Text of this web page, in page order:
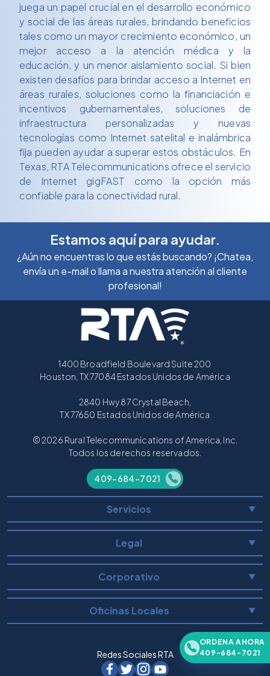
ORDENA AHORA
409-684-7021
juega un papel crucial en el desarrollo económico
y social de las áreas rurales, brindando beneficios
tales como un mayor crecimiento económico, un
mejor acceso a la atención médica y la
educación, y un menor aislamiento social. Si bien
existen desafíos para brindar acceso a Internet en
áreas rurales, soluciones como la financiación e
incentivos gubernamentales, soluciones de
infraestructura personalizadas y nuevas
tecnologías como Internet satelital e inalámbrica
fija pueden ayudar a superar estos obstáculos. En
Texas, RTA Telecommunications ofrece el servicio
de Internet gigFAST como la opción más
confiable para la conectividad rural.
Estamos aquí para ayudar.
¿Aún no encuentras lo que estás buscando? ¡Chatea,
envía un e-mail o llama a nuestra atención al cliente
profesional!
1400 Broadfield Boulevard Suite 200
Houston, TX 77084 Estados Unidos de América
2840 Hwy 87 Crystal Beach,
TX 77650 Estados Unidos de América
© 2026 Rural Telecommunications of America, Inc.
Todos los derechos reservados.
409-684-7021
Servicios ▼
Legal ▼
Corporativo ▼
Oficinas Locales ▼
Redes Sociales RTA